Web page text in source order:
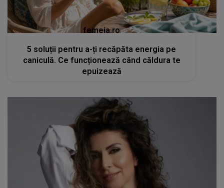
femeia.ro
5 soluții pentru a-ți recăpăta energia pe
caniculă. Ce funcționează când căldura te
epuizează